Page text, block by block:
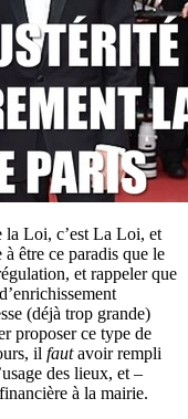
la Loi, c’est La Loi, et
être ce paradis que le
et rappeler que
(déjà trop grande)
proposer ce type de
il fautavoir rempli
des lieux, et –
à la mairie.